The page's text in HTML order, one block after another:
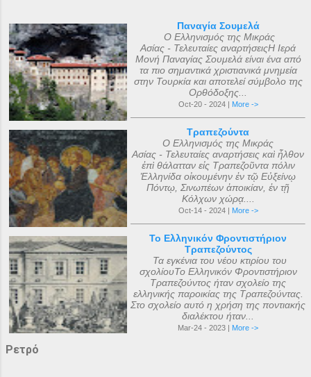
Παναγία Σουμελά
Ο Ελληνισμός της Μικράς
Ασίας - Τελευταίες αναρτήσειςΗ Ιερά
Μονή Παναγίας Σουμελά είναι ένα από
τα πιο σημαντικά χριστιανικά μνημεία
στην Τουρκία και αποτελεί σύμβολο της
Ορθόδοξης...
Oct-20 - 2024 | More ->
Τραπεζούντα
Ο Ελληνισμός της Μικράς
Ασίας - Τελευταίες αναρτήσεις καὶ ἦλθον
ἐπὶ θάλατταν εἰς Τραπεζοῦντα πόλιν
Ἑλληνίδα οἰκουμένην ἐν τῷ Εὐξείνῳ
Πόντῳ, Σινωπέων ἀποικίαν, ἐν τῇ
Κόλχων χώρᾳ....
Oct-14 - 2024 | More ->
Το Ελληνικόν Φροντιστήριον
Τραπεζούντος
Τα εγκένια του νέου κτιρίου του
σχολίουΤο Ελληνικόν Φροντιστήριον
Τραπεζούντος ήταν σχολείο της
ελληνικής παροικίας της Τραπεζούντας.
Στο σχολείο αυτό η χρήση της ποντιακής
διαλέκτου ήταν...
Mar-24 - 2023 | More ->
Ρετρό